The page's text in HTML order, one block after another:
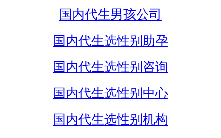
国内代生男孩公司
国内代生选性别助孕
国内代生选性别咨询
国内代生选性别中心
国内代生选性别机构